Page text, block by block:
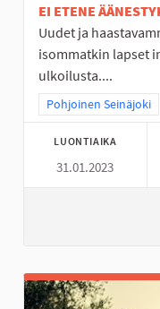
EI ETENE
Uudet ja
isommatkin lapset
ulkoilusta....
Rajaa tulokset
Pohjoinen Seinäjoki
LUONTIAIKA
31.01.2023